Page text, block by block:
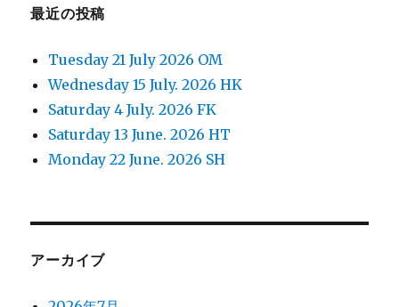
最近の投稿
Tuesday 21 July 2026 OM
Wednesday 15 July. 2026 HK
Saturday 4 July. 2026 FK
Saturday 13 June. 2026 HT
Monday 22 June. 2026 SH
アーカイブ